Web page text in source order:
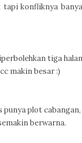
konfliknya
tiga
makin besar :)
plot
berwarna.